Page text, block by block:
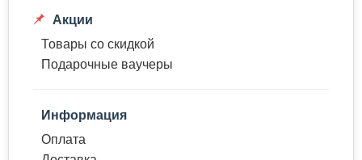
Акции
Товары со скидкой
Подарочные ваучеры
Информация
Оплата